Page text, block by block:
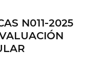
N011-2025